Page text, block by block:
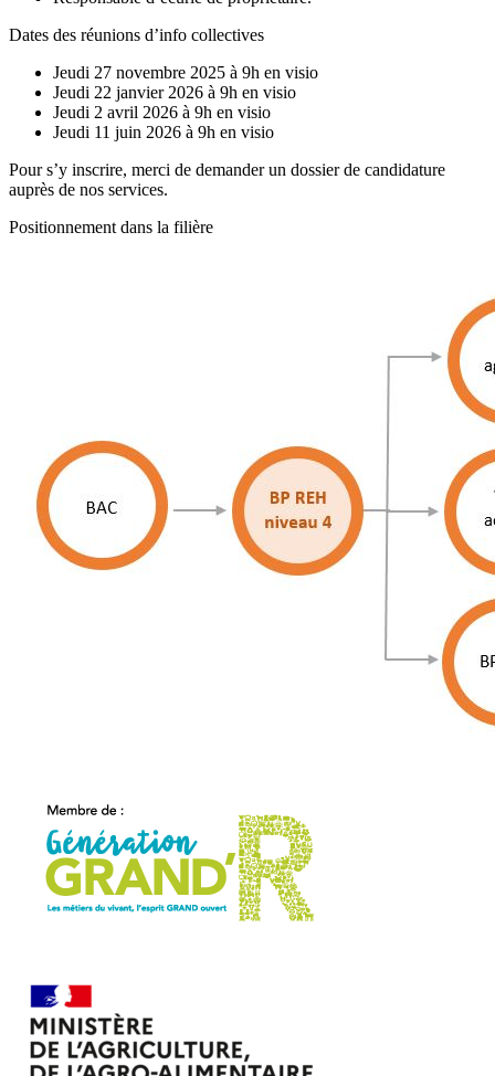
Dates des réunions d’info collectives
Jeudi 27 novembre 2025 à 9h en visio
Jeudi 22 janvier 2026 à 9h en visio
Jeudi 2 avril 2026 à 9h en visio
Jeudi 11 juin 2026 à 9h en visio
Pour s’y inscrire, merci de demander un dossier de candidature
auprès de nos services.
Positionnement dans la filière